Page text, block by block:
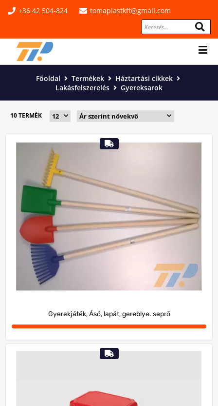
+36 42 504-824 tomaplastkft@gmail.com
Főoldal Termékek
Háztartási cikkek
Lakásfelszerelés
Gyereksarok
10 TERMÉK
Gyerekjáték, Ásó, lapát, gereblye. seprő